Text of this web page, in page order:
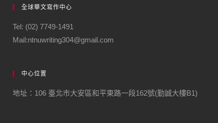
全球華文寫作中心
Tel: (02) 7749-1491
Mail:ntnuwriting304@gmail.com
中心位置
地址：106 臺北市大安區和平東路一段162號(勤誠大樓B1)